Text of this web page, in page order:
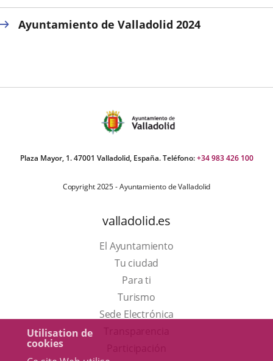
Utilisation de
cookies
Ayuntamiento de Valladolid 2024
Plaza Mayor, 1. 47001 Valladolid, España. Teléfono:+34 983 426 100
Copyright 2025 - Ayuntamiento de Valladolid
valladolid.es
El Ayuntamiento
Tu ciudad
Para ti
TurismoEste
enlace
Sede Electrónica